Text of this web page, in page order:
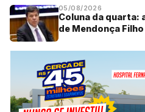
05/08/2026
Coluna da quarta:
de Mendonça Filho